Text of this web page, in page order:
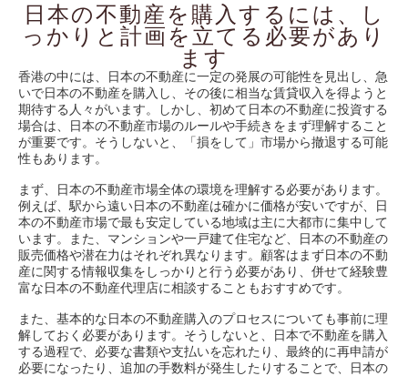
日本の不動産を購入するには、し
っかりと計画を立てる必要があり
ます
香港の中には、日本の不動産に一定の発展の可能性を見出し、急
いで日本の不動産を購入し、その後に相当な賃貸収入を得ようと
期待する人々がいます。しかし、初めて日本の不動産に投資する
場合は、日本の不動産市場のルールや手続きをまず理解すること
が重要です。そうしないと、「損をして」市場から撤退する可能
性もあります。
まず、日本の不動産市場全体の環境を理解する必要があります。
例えば、駅から遠い日本の不動産は確かに価格が安いですが、日
本の不動産市場で最も安定している地域は主に大都市に集中して
います。また、マンションや一戸建て住宅など、日本の不動産の
販売価格や潜在力はそれぞれ異なります。顧客はまず日本の不動
産に関する情報収集をしっかりと行う必要があり、併せて経験豊
富な日本の不動産代理店に相談することもおすすめです。
また、基本的な日本の不動産購入のプロセスについても事前に理
解しておく必要があります。そうしないと、日本で不動産を購入
する過程で、必要な書類や支払いを忘れたり、最終的に再申請が
必要になったり、追加の手数料が発生したりすることで、日本の